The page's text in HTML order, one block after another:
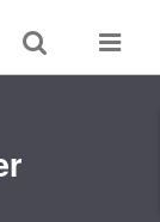
Toggle
search
Toggle